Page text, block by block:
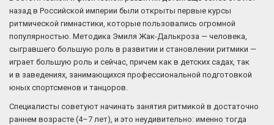
назад в Российской империи были открыты первые курсы
ритмической гимнастики, которые пользовались огромной
популярностью. Методика Эмиля Жак-Далькроза — человека,
сыгравшего большую роль в развитии и становлении ритмики —
играет большую роль и сейчас, причем как в детских садах, так
и в заведениях, занимающихся профессиональной подготовкой
юных спортсменов и танцоров.
Специалисты советуют начинать занятия ритмикой в достаточно
раннем возрасте (4–7 лет), и это неудивительно: именно тогда